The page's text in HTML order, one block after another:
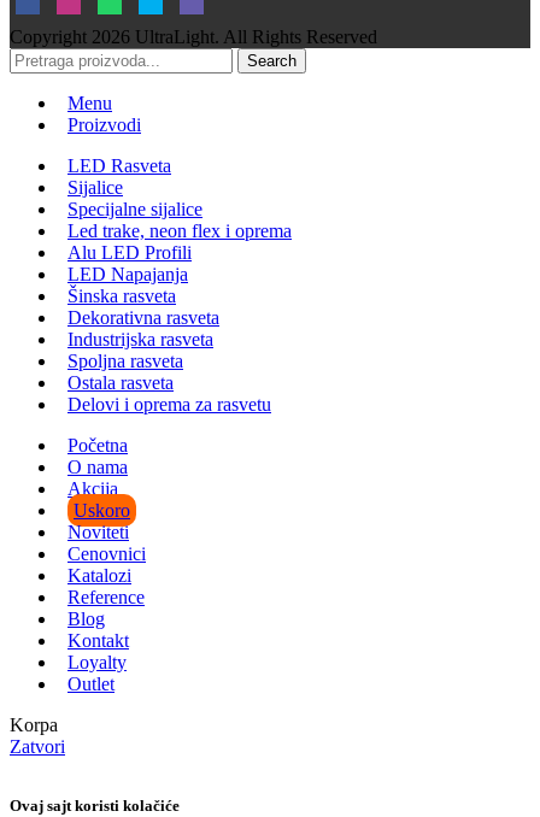
Copyright 2026 UltraLight. All Rights Reserved
Search
Menu
Proizvodi
LED Rasveta
Sijalice
Specijalne sijalice
Led trake, neon flex i oprema
Alu LED Profili
LED Napajanja
Šinska rasveta
Dekorativna rasveta
Industrijska rasveta
Spoljna rasveta
Ostala rasveta
Delovi i oprema za rasvetu
Početna
O nama
Akcija
Uskoro
Noviteti
Cenovnici
Katalozi
Reference
Blog
Kontakt
Loyalty
Outlet
Korpa
Zatvori
Ovaj sajt koristi kolačiće